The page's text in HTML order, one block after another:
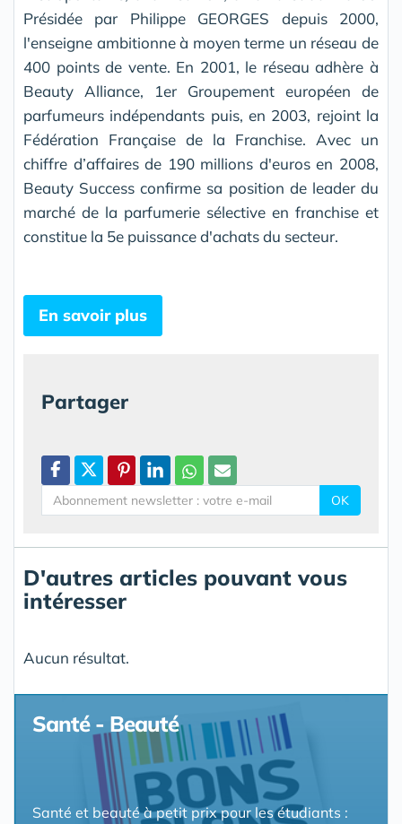
Présidée par Philippe GEORGES depuis 2000,
l'enseigne ambitionne à moyen terme un réseau de
400 points de vente. En 2001, le réseau adhère à
Beauty Alliance, 1er Groupement européen de
parfumeurs indépendants puis, en 2003, rejoint la
Fédération Française de la Franchise. Avec un
chiffre d’affaires de 190 millions d'euros en 2008,
Beauty Success confirme sa position de leader du
marché de la parfumerie sélective en franchise et
constitue la 5e puissance d'achats du secteur.
En savoir plus
Partager
OK
D'autres articles pouvant vous
intéresser
Aucun résultat.
Santé - Beauté
Santé et beauté à petit prix pour les étudiants :